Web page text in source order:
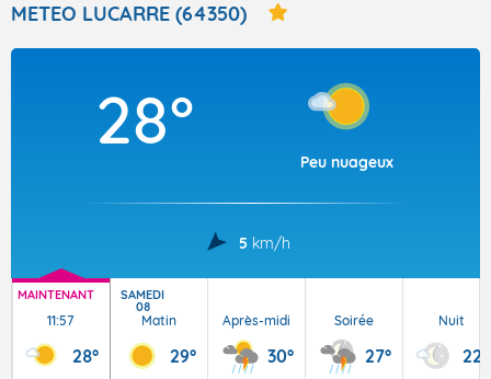
Articles
METEO LUCARRE (64350)
28°
Peu nuageux
5 km/h
MAINTENANT
11:57
28°
SAMEDI
08
Matin
29°
Après-midi
30°
Soirée
27°
Nuit
22°